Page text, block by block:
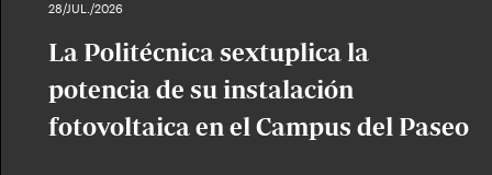
28/JUL./2026
La Politécnica sextuplica la
potencia de su instalación
fotovoltaica en el Campus del Paseo